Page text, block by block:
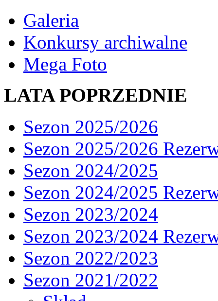
Galeria
Konkursy archiwalne
Mega Foto
LATA POPRZEDNIE
Sezon 2025/2026
Sezon 2025/2026
Sezon 2024/2025
Sezon 2024/2025
Sezon 2023/2024
Sezon 2023/2024
Sezon 2022/2023
Sezon 2021/2022